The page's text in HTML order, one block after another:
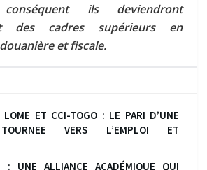
ils deviendront
des cadres supérieurs en
et fiscale.
LOME ET CCI-TOGO : LE PARI D’UNE
VERS L’EMPLOI ET
: UNE ALLIANCE ACADÉMIQUE QUI